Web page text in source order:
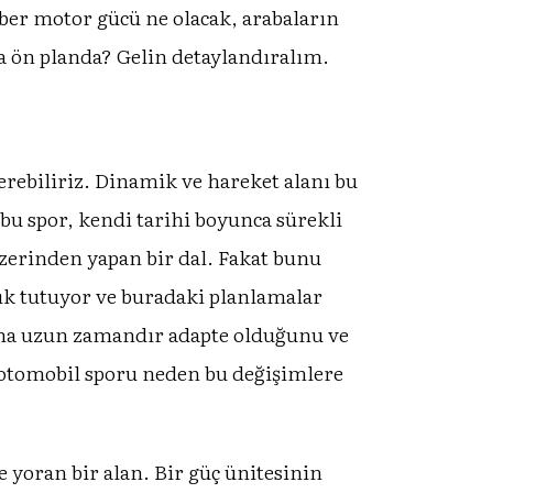
motor gücü ne olacak, arabaların
planda? Gelin detaylandıralım.
Dinamik ve hareket alanı bu
spor, kendi tarihi boyunca sürekli
yapan bir dal. Fakat bunu
tutuyor ve buradaki planlamalar
uzun zamandır adapte olduğunu ve
sporu neden bu değişimlere
yoran bir alan. Bir güç ünitesinin